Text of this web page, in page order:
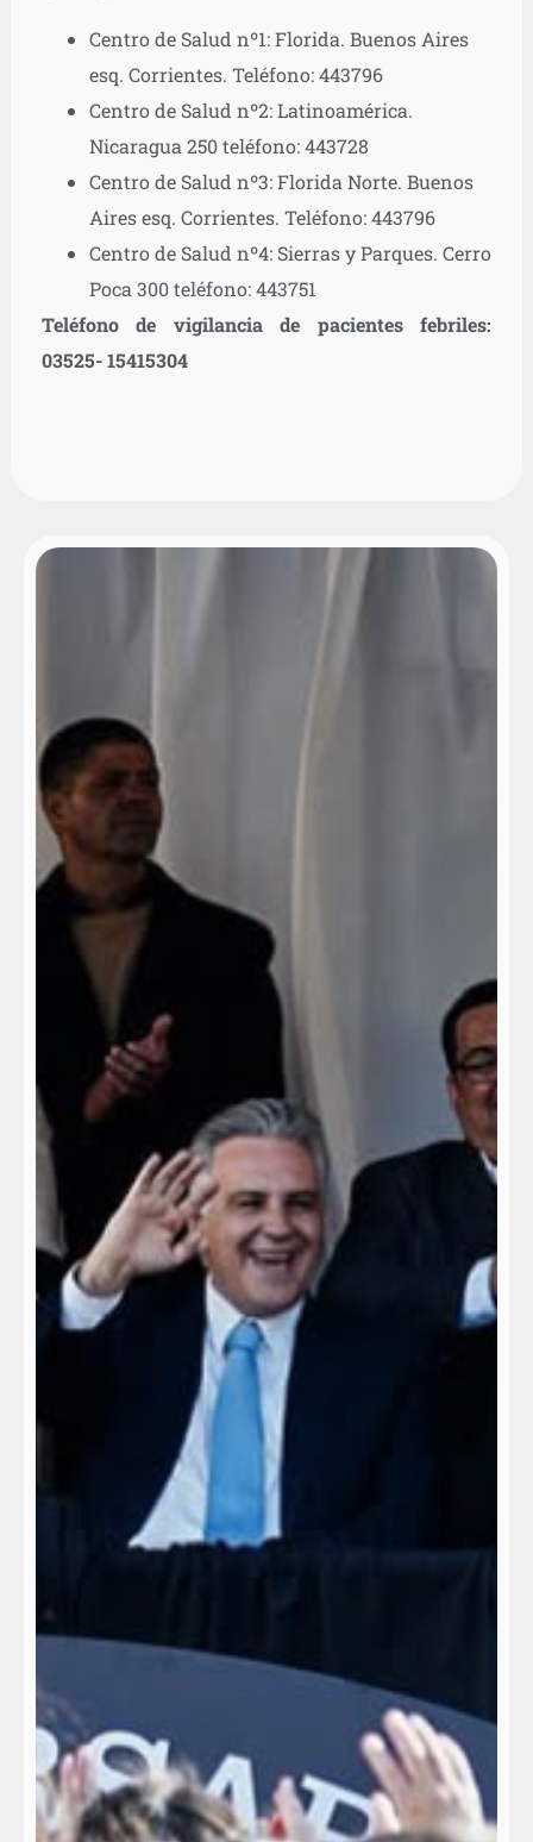
Centro de Salud nº1: Florida. Buenos Aires
esq. Corrientes. Teléfono: 443796
Centro de Salud nº2: Latinoamérica.
Nicaragua 250 teléfono: 443728
Centro de Salud nº3: Florida Norte. Buenos
Aires esq. Corrientes. Teléfono: 443796
Centro de Salud nº4: Sierras y Parques. Cerro
Poca 300 teléfono: 443751
Teléfono de vigilancia de pacientes febriles:
03525- 15415304